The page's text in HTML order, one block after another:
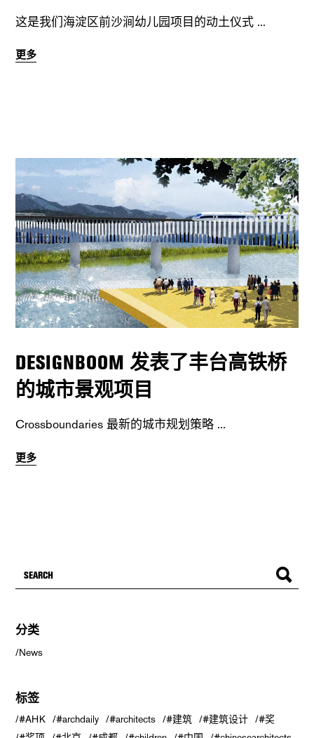
这是我们海淀区前沙涧幼儿园项目的动土仪式
更多
DESIGNBOOM 发表了丰台高铁桥
的城市景观项目
Crossboundaries 最新的城市规划策略
更多
分类
News
标签
#AHK #archdaily #architects #建筑 #建筑设计
#奖